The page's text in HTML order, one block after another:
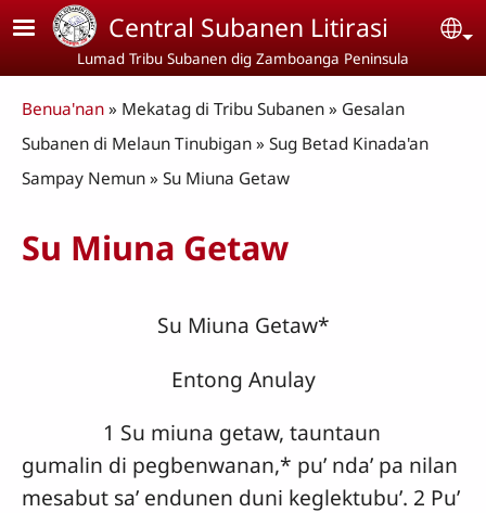
Skip to main contentCentral Subanen Litirasi
Lumad Tribu Subanen dig Zamboanga Peninsula
Breadcrumb
Benua'nan Mekatag di Tribu Subanen
Gesalan
Subanen di Melaun Tinubigan
Sug Betad Kinada'an
Sampay Nemun
Su Miuna Getaw
Su Miuna Getaw
Su Miuna Getaw*
Entong Anulay
1 Su miuna getaw, tauntaun
gumalin di pegbenwanan,* pu’ nda’ pa nilan
mesabut sa’ endunen duni keglektubu’. 2 Pu’